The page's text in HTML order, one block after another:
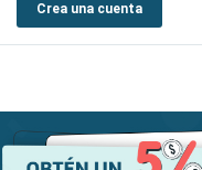
Crea una cuenta